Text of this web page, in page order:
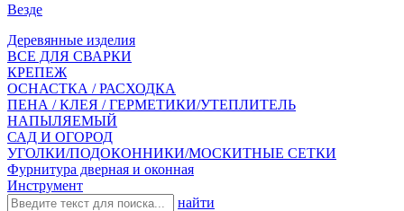
Везде
Деревянные изделия
ВСЕ ДЛЯ СВАРКИ
КРЕПЕЖ
ОСНАСТКА / РАСХОДКА
ПЕНА / КЛЕЯ / ГЕРМЕТИКИ/УТЕПЛИТЕЛЬ
НАПЫЛЯЕМЫЙ
САД И ОГОРОД
УГОЛКИ/ПОДОКОННИКИ/МОСКИТНЫЕ СЕТКИ
Фурнитура дверная и оконная
Инструмент
найти